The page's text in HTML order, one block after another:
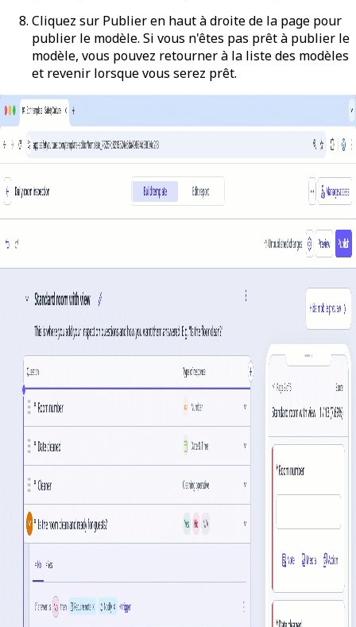
Cliquez sur Publieren haut à droite de la page pour
publier le modèle. Si vous n'êtes pas prêt à publier le
modèle, vous pouvez retourner à la liste des modèles
et revenir lorsque vous serez prêt.